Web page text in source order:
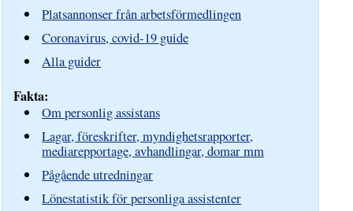
Platsannonser från arbetsförmedlingen
Coronavirus, covid-19 guide
Alla guider
Fakta:
Om personlig assistans
Lagar, föreskrifter, myndighetsrapporter,
mediarepportage, avhandlingar, domar mm
Pågående utredningar
Lönestatistik för personliga assistenter